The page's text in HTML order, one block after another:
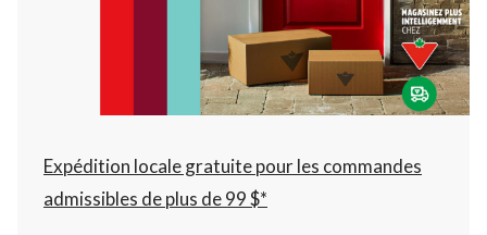
à
22:00
cliquer
pour
changer
Expédition locale gratuite pour les commandes
admissibles de plus de 99 $*